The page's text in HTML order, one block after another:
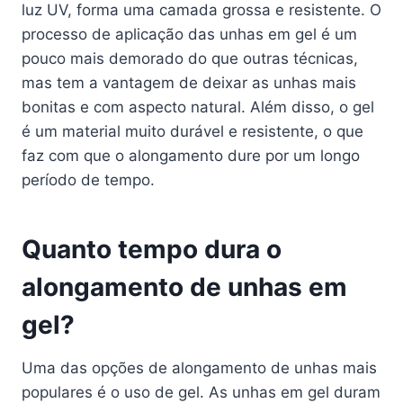
luz UV, forma uma camada grossa e resistente. O
processo de aplicação das unhas em gel é um
pouco mais demorado do que outras técnicas,
mas tem a vantagem de deixar as unhas mais
bonitas e com aspecto natural. Além disso, o gel
é um material muito durável e resistente, o que
faz com que o alongamento dure por um longo
período de tempo.
Quanto tempo dura o
alongamento de unhas em
gel?
Uma das opções de alongamento de unhas mais
populares é o uso de gel. As unhas em gel duram